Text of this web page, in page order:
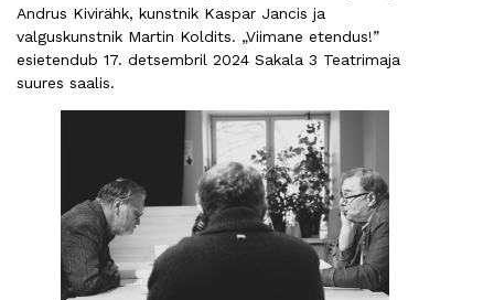
Andrus Kivirähk, kunstnik Kaspar Jancis ja
valguskunstnik Martin Koldits. „Viimane etendus!”
esietendub 17. detsembril 2024 Sakala 3 Teatrimaja
suures saalis.